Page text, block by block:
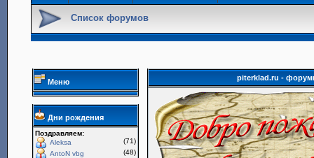
Список форумов
Меню
Дни рождения
Поздравляем:
Aleksa
(71)
AntoN vbg
(48)
piterklad.ru -